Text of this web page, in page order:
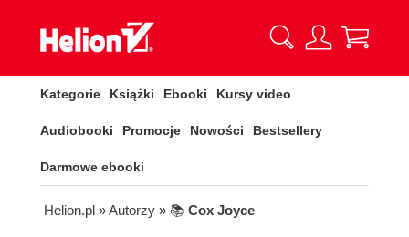
Kategorie Książki Ebooki Kursy video
Audiobooki Promocje Nowości Bestsellery
Darmowe ebooki
Helion.pl » Autorzy » 📚 Cox Joyce